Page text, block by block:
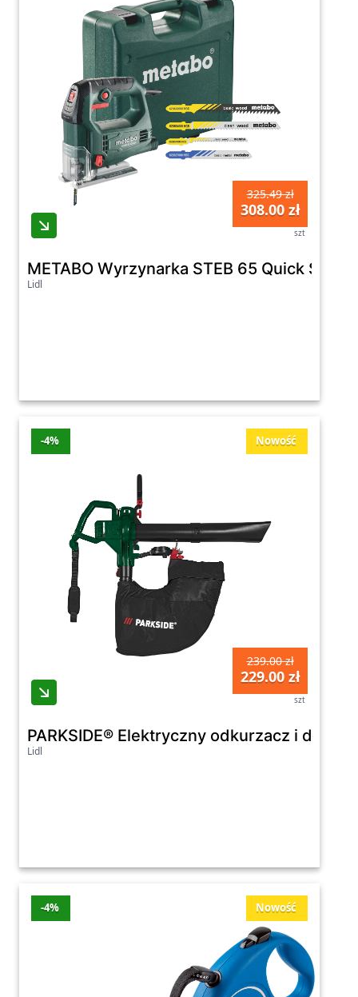
325.49 zł
308.00 zł
szt
METABO Wyrzynarka STEB 65 Quick Set,
Lidl
Nowość
-4%
239.00 zł
229.00 zł
szt
PARKSIDE® Elektryczny odkurzacz i
Lidl
Nowość
-4%